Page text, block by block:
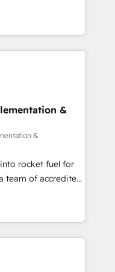
- Platform
Award -
HubSpot to work...
CRM
and team
Pipedrive,
(and other
Marketing Hub,
ISO/IEC
42001:2023
• GuardHub:
on ISO 42001
(𝘸𝘦'𝘳𝘦 𝘴𝘶𝘱𝘦𝘳
&
&
rocket fuel for
can
business
got and make
your website in
the